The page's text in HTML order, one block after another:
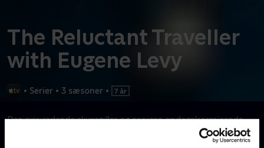
The Reluctant Traveller
with Eugene Levy
• Serier • 3 sæsoner •
Den prisvindende skuespiller og nervøse opdagelsesrejsende
Eugene Levy træder ud af sin tryghedszone og tager på en
forrygende tur til verdens smukkeste og mest fascinerende